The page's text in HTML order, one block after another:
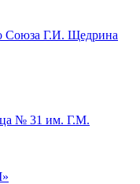
Союза Г.И. Щедрина
№ 31 им. Г.М.